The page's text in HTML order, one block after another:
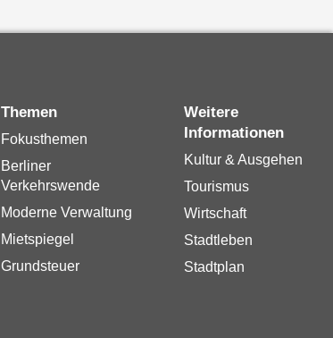
Themen
Fokusthemen
Berliner
Verkehrswende
Moderne Verwaltung
Mietspiegel
Grundsteuer
Weitere
Informationen
Kultur & Ausgehen
Tourismus
Wirtschaft
Stadtleben
Stadtplan